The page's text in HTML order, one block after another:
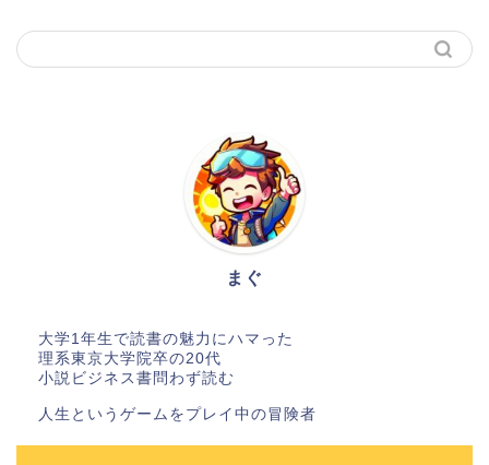
まぐ
大学1年生で読書の魅力にハマった
理系東京大学院卒の20代
小説ビジネス書問わず読む
人生というゲームをプレイ中の冒険者